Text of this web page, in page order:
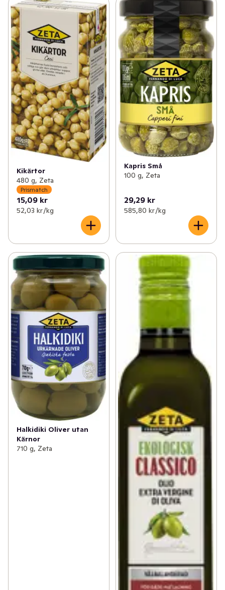
Kikärtor
480 g, Zeta
Prismatch
15,09 kr
52,03 kr /kg
Kapris Små
100 g, Zeta
29,29 kr
585,80 kr /kg
Halkidiki Oliver utan
Kärnor
710 g, Zeta